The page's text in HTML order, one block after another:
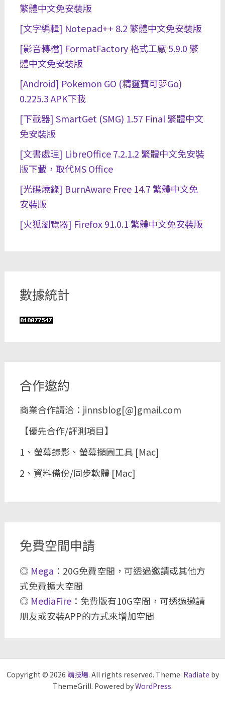
繁體中文免安裝版
[文字編輯] Notepad++ 8.2 繁體中文免安裝版
[影音轉檔] FormatFactory 格式工廠 5.9.0 繁
體中文免安裝版
[Android] Pokemon GO (精靈寶可夢Go)
0.225.3 APK下載
[下載器] SmartGet (SMG) 1.57 Final 繁體中文
免安裝版
[文書處理] LibreOffice 7.2.1.2 繁體中文免安裝
版下載，取代MS Office
[光碟燒錄] BurnAware Free 14.7 繁體中文免
安裝版
[火狐瀏覽器] Firefox 91.0.1 繁體中文免安裝版
數據統計
合作邀約
商業合作請洽：jinnsblog[@]gmail.com
【優先合作/評測項目】
1、螢幕錄影、螢幕擷圖工具 [Mac]
2、資料備份/同步軟體 [Mac]
免費空間申請
◎ Mega ：20G免費空間，可透過邀請或其他方
式免費擴大空間
◎ MediaFire：免費版有10G空間，可透過邀請
朋友或安裝APP的方式來增加空間
Copyright © 2026 靖技場. All rights reserved. Theme: Radiate by
ThemeGrill. Powered byWordPress.